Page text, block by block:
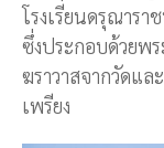
โรงเรียนดรุณารา
ซึ่งประกอบด้วยพ
ฆราวาสจากวัดแล
เพรียง